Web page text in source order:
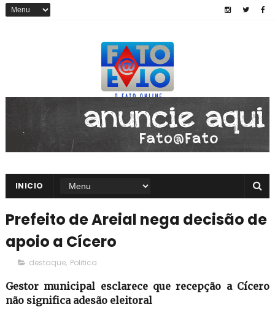
INICIO
Prefeito de Areial nega decisão de
apoio a Cícero
destaque, Politica
Gestor municipal esclarece que recepção a Cícero
não significa adesão eleitoral